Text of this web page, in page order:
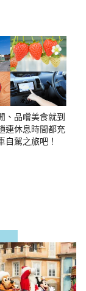
、品嚐美食就到
連休息時間都充
自駕之旅吧！